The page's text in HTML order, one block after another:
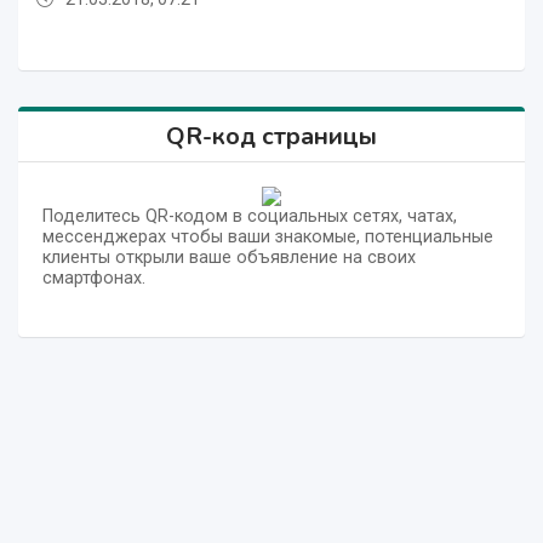
QR-код страницы
Поделитесь QR-кодом в социальных сетях, чатах,
мессенджерах чтобы ваши знакомые, потенциальные
клиенты открыли ваше объявление на своих
смартфонах.